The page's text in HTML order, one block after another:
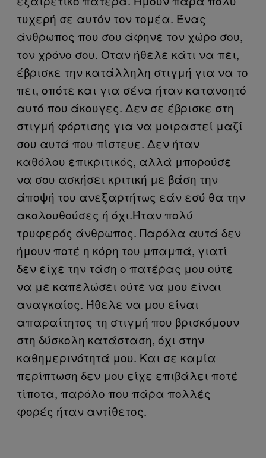
τυχερή σε αυτόν τον τομέα. Ένας
άνθρωπος που σου άφηνε τον χώρο σου,
τον χρόνο σου. Όταν ήθελε κάτι να πει,
έβρισκε την κατάλληλη στιγμή για να το
πει, οπότε και για σένα ήταν κατανοητό
αυτό που άκουγες. Δεν σε έβρισκε στη
στιγμή φόρτισης για να μοιραστεί μαζί
σου αυτά που πίστευε. Δεν ήταν
καθόλου επικριτικός, αλλά μπορούσε
να σου ασκήσει κριτική με βάση την
άποψή του ανεξαρτήτως εάν εσύ θα την
ακολουθούσες ή όχι.Ήταν πολύ
τρυφερός άνθρωπος. Παρόλα αυτά δεν
ήμουν ποτέ η κόρη του μπαμπά, γιατί
δεν είχε την τάση ο πατέρας μου ούτε
να με καπελώσει ούτε να μου είναι
αναγκαίος. Ήθελε να μου είναι
απαραίτητος τη στιγμή που βρισκόμουν
στη δύσκολη κατάσταση, όχι στην
καθημερινότητά μου. Και σε καμία
περίπτωση δεν μου είχε επιβάλει ποτέ
τίποτα, παρόλο που πάρα πολλές
φορές ήταν αντίθετος.